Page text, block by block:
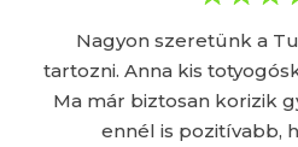
Nagyon szeretünk a
tartozni. Anna kis
Ma már biztosan korizik
ennél is pozitívabb,